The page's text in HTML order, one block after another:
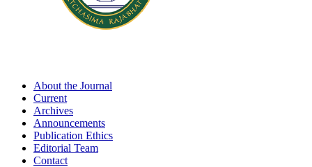
About the Journal
Current
Archives
Announcements
Publication Ethics
Editorial Team
Contact